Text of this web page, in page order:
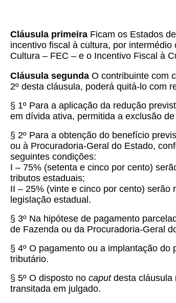
Cláusula primeira Ficam os Estados
incentivo fiscal à cultura, por
Cultura – FEC – e o Incentivo Fiscal à
Cláusula segunda O contribuinte com
2º desta cláusula, poderá quitá-lo com
§ 1º Para a aplicação da redução
em dívida ativa, permitida a exclusão
§ 2º Para a obtenção do benefício
ou à Procuradoria-Geral do Estado,
seguintes condições:
I – 75% (setenta e cinco por cento)
tributos estaduais;
II – 25% (vinte e cinco por cento)
legislação estadual.
§ 3º Na hipótese de pagamento
de Fazenda ou da Procuradoria-Geral
§ 4º O pagamento ou a implantação
tributário.
§ 5º O disposto no caputdesta cláusula
transitada em julgado.